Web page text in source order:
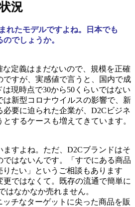
況
れたモデルですよね。日本でも
でしょうか。
な定義はまだないので、規模を正確
ですが、実感値で言うと、国内で成
現時点で30から50くらいではない
は新型コロナウイルスの影響で、新
必要に迫られた企業が、D2Cビジネ
するケースも増えてきています。
すよね。ただ、D2Cブランドはそ
ではないんです。「すでにある商品
りたい」というご相談もあります
更ではなくて。既存の流通で簡単に
はなかなか売れません。
ッチなターゲットに尖った商品を販